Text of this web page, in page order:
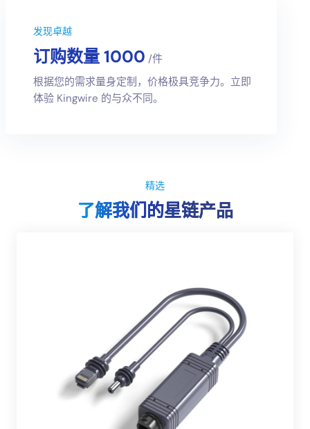
发现卓越
订购数量 1000 /件
根据您的需求量身定制，价格极具竞争力。立即
体验 Kingwire 的与众不同。
精选
了解我们的星链产品